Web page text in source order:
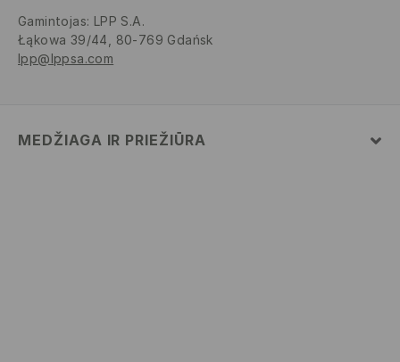
Gamintojas: LPP S.A.
Łąkowa 39/44, 80-769 Gdańsk
lpp@lppsa.com
MEDŽIAGA IR PRIEŽIŪRA